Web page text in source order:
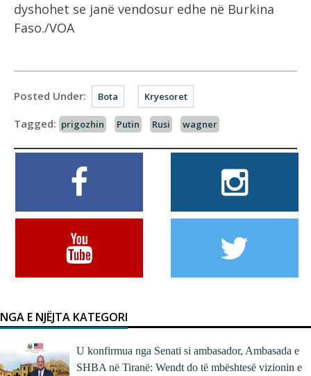
dyshohet se janë vendosur edhe në Burkina
Faso./VOA
Posted Under: Bota Kryesoret
Tagged: prigozhin Putin Rusi wagner
NGA E NJËJTA KATEGORI
U konfirmua nga Senati si ambasador, Ambasada e
SHBA në Tiranë: Wendt do të mbështesë vizionin e